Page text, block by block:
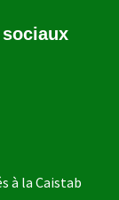
à la Caistab